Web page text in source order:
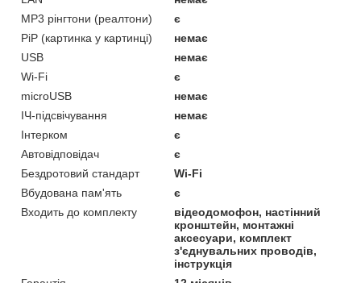
MP3 рінгтони (реалтони)
є
PiP (картинка у картинці)
немає
USB
немає
Wi-Fi
є
microUSB
немає
ІЧ-підсвічування
немає
Інтерком
є
Автовідповідач
є
Бездротовий стандарт
Wi-Fi
Вбудована пам'ять
є
Входить до комплекту
відеодомофон, настінний
кронштейн, монтажні
аксесуари, комплект
з'єднувальних проводів,
інструкція